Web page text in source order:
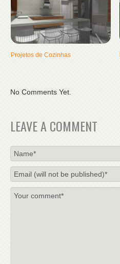
Projetos de Cozinhas
No Comments Yet.
LEAVE A COMMENT